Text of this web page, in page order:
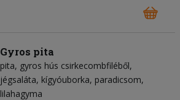
Gyros pita
pita gyros hús csirkecombfiléből
jégsaláta kígyóuborka paradicsom
lilahagyma